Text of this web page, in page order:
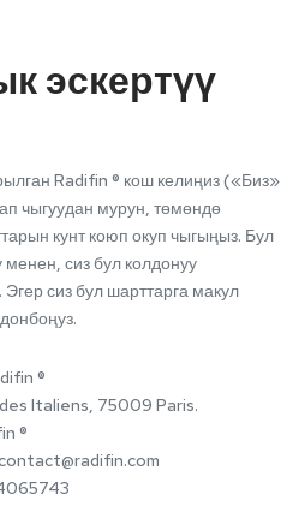
эскертүү
Radifin ® кош келиңиз («Биз»
чыгуудан мурун, төмөндө
кунт коюп окуп чыгыңыз. Бул
менен, сиз бул колдонуу
сиз бул шарттарга макул
®
Italiens, 75009 Paris.
®